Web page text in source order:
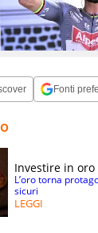
Fonti
Investire in oro
L’oro torna
sicuri
LEGGI